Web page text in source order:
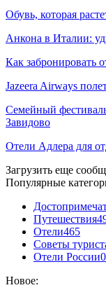
Обувь, которая
Анкона в Италии:
Как забронировать
Jazeera Airways
Семейный
Завидово
Отели Адлера для
Загрузить еще
Популярные
Путешествия
Отели465
Советы
Отели России0
Новое: